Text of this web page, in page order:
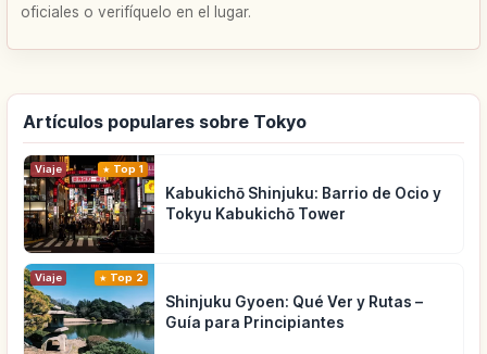
oficiales o verifíquelo en el lugar.
Artículos populares sobre Tokyo
Viaje Top 1
Kabukichō Shinjuku: Barrio de Ocio y
Tokyu Kabukichō Tower
Viaje Top 2
Shinjuku Gyoen: Qué Ver y Rutas –
Guía para Principiantes